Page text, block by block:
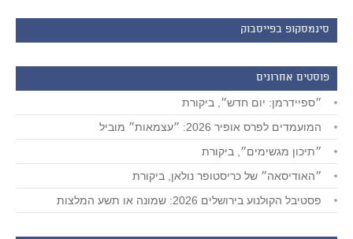
סינמסקופ בפייסבוק
פוסטים אחרונים
״ספיידרמן: יום חדש״, ביקורת
המועמדים לפרס אופיר 2026: ״עצמאות״ מוביל
״תיכון מגשימים״, ביקורת
״האודיסאה״ של כריסטופר נולאן, ביקורת
פסטיבל הקולנוע בירושלים 2026: שמונה או תשע המלצות